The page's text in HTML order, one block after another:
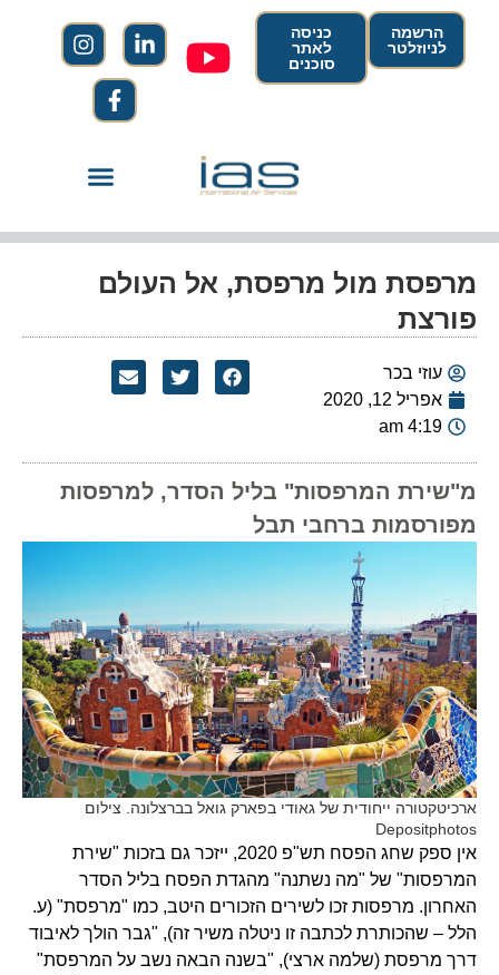
הרשמה
לניוזלטר
כניסה
לאתר
סוכנים
מרפסת מול מרפסת, אל העולם
פורצת
עוזי בכר
אפריל 12, 2020
4:19 am
מ"שירת המרפסות" בליל הסדר, למרפסות
מפורסמות ברחבי תבל
ארכיטקטורה ייחודית של גאודי בפארק גואל בברצלונה. צילום
Depositphotos
אין ספק שחג הפסח תש"פ 2020, ייזכר גם בזכות "שירת
המרפסות" של "מה נשתנה" מהגדת הפסח בליל הסדר
האחרון. מרפסות זכו לשירים הזכורים היטב, כמו "מרפסת" (ע.
הלל – שהכותרת לכתבה זו ניטלה משיר זה), "גבר הולך לאיבוד
דרך מרפסת (שלמה ארצי), "בשנה הבאה נשב על המרפסת"